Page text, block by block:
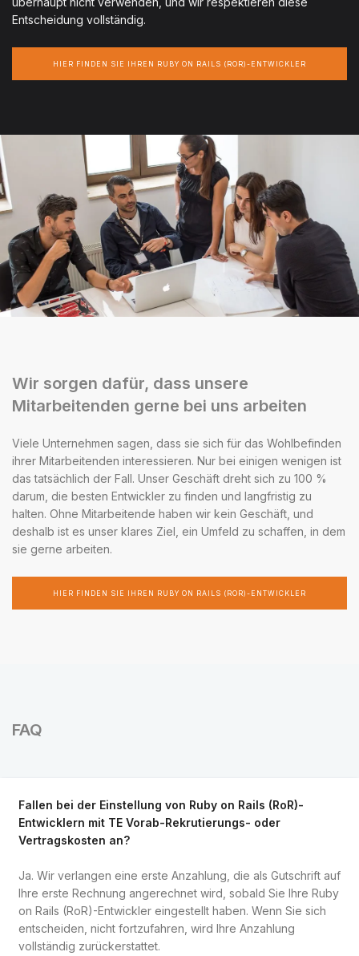
Entscheidung vollständig.
HIER FINDEN SIE IHREN RUBY ON RAILS (ROR)-ENTWICKLER
Wir sorgen dafür, dass unsere
Mitarbeitenden gerne bei uns arbeiten
Viele Unternehmen sagen, dass sie sich für das Wohlbefinden
ihrer Mitarbeitenden interessieren. Nur bei einigen wenigen ist
das tatsächlich der Fall. Unser Geschäft dreht sich zu 100 %
darum, die besten Entwickler zu finden und langfristig zu
halten. Ohne Mitarbeitende haben wir kein Geschäft, und
deshalb ist es unser klares Ziel, ein Umfeld zu schaffen, in dem
sie gerne arbeiten.
HIER FINDEN SIE IHREN RUBY ON RAILS (ROR)-ENTWICKLER
FAQ
Fallen bei der Einstellung von Ruby on Rails (RoR)-
Entwicklern mit TE Vorab-Rekrutierungs- oder
Vertragskosten an?
Ja. Wir verlangen eine erste Anzahlung, die als Gutschrift auf
Ihre erste Rechnung angerechnet wird, sobald Sie Ihre Ruby
on Rails (RoR)-Entwickler eingestellt haben. Wenn Sie sich
entscheiden, nicht fortzufahren, wird Ihre Anzahlung
vollständig zurückerstattet.